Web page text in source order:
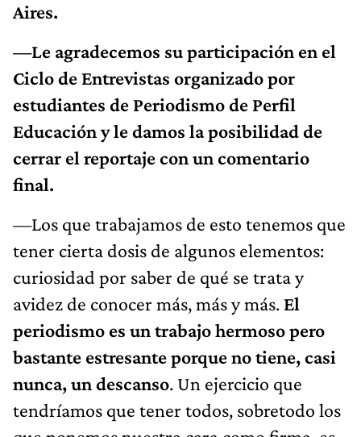
Aires.
—Le agradecemos su participación en el
Ciclo de Entrevistas organizado por
estudiantes de Periodismo de Perfil
Educación y le damos la posibilidad de
cerrar el reportaje con un comentario
final.
—Los que trabajamos de esto tenemos que
tener cierta dosis de algunos elementos:
curiosidad por saber de qué se trata y
avidez de conocer más, más y más. El
periodismo es un trabajo hermoso pero
bastante estresante porque no tiene, casi
nunca, un descanso. Un ejercicio que
tendríamos que tener todos, sobretodo los